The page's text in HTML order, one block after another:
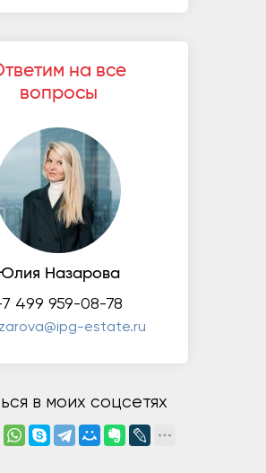
на все
вопросы
Юлия Назарова
499 959-08-78
estate.ru
в моих соцсетях